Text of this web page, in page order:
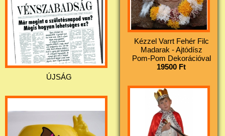
ÚJSÁG
Kézzel Varrt Fehér Filc
Madarak - Ajtódísz
Pom-Pom Dekorációval
19500 Ft